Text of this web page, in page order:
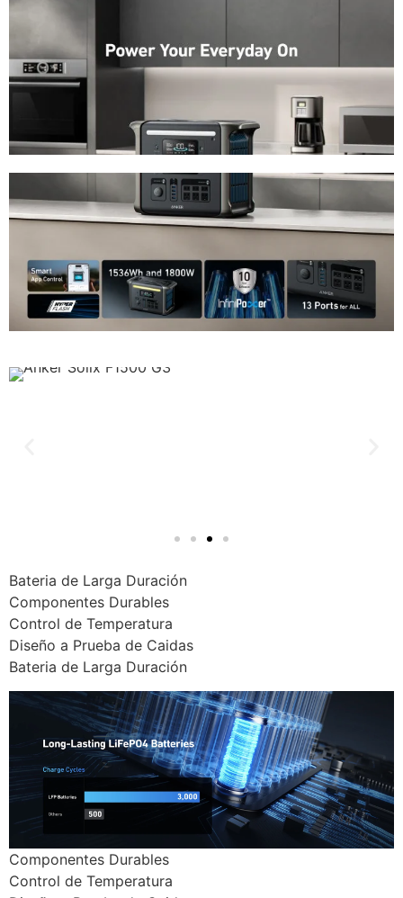
Bateria de Larga Duración
Componentes Durables
Control de Temperatura
Diseño a Prueba de Caidas
Bateria de Larga Duración
Componentes Durables
Control de Temperatura